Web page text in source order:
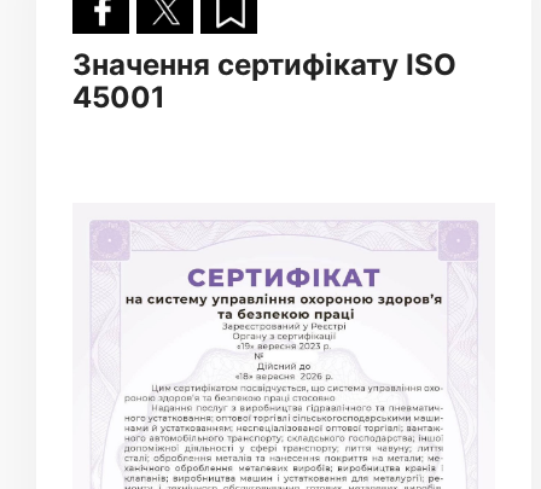
Значення сертифікату ISO
45001